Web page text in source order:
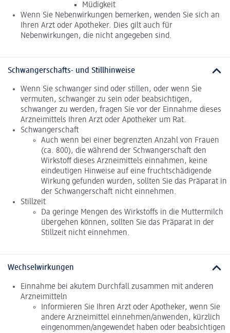
Müdigkeit
Wenn Sie Nebenwirkungen bemerken, wenden Sie sich an
Ihren Arzt oder Apotheker. Dies gilt auch für
Nebenwirkungen, die nicht angegeben sind.
Schwangerschafts- und Stillhinweise
Wenn Sie schwanger sind oder stillen, oder wenn Sie
vermuten, schwanger zu sein oder beabsichtigen,
schwanger zu werden, fragen Sie vor der Einnahme dieses
Arzneimittels Ihren Arzt oder Apotheker um Rat.
Schwangerschaft
Auch wenn bei einer begrenzten Anzahl von Frauen
(ca. 800), die während der Schwangerschaft den
Wirkstoff dieses Arzneimittels einnahmen, keine
eindeutigen Hinweise auf eine fruchtschädigende
Wirkung gefunden wurden, sollten Sie das Präparat in
der Schwangerschaft nicht einnehmen.
Stillzeit
Da geringe Mengen des Wirkstoffs in die Muttermilch
übergehen können, sollten Sie das Präparat in der
Stillzeit nicht einnehmen.
Wechselwirkungen
Einnahme bei akutem Durchfall zusammen mit anderen
Arzneimitteln
Informieren Sie Ihren Arzt oder Apotheker, wenn Sie
andere Arzneimittel einnehmen/anwenden, kürzlich
eingenommen/angewendet haben oder beabsichtigen